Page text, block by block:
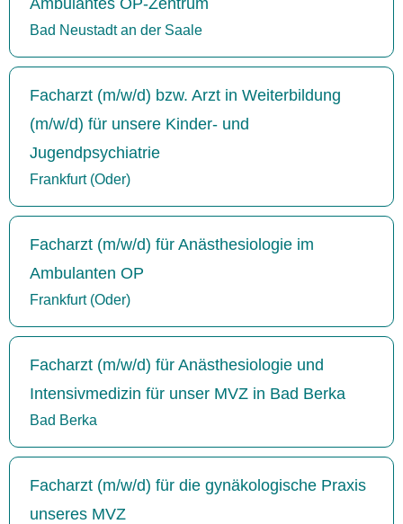
Bad Neustadt an der Saale
Facharzt (m/w/d) bzw. Arzt in Weiterbildung
(m/w/d) für unsere Kinder- und
Jugendpsychiatrie
Frankfurt (Oder)
Facharzt (m/w/d) für Anästhesiologie im
Ambulanten OP
Frankfurt (Oder)
Facharzt (m/w/d) für Anästhesiologie und
Intensivmedizin für unser MVZ in Bad Berka
Bad Berka
Facharzt (m/w/d) für die gynäkologische Praxis
unseres MVZ